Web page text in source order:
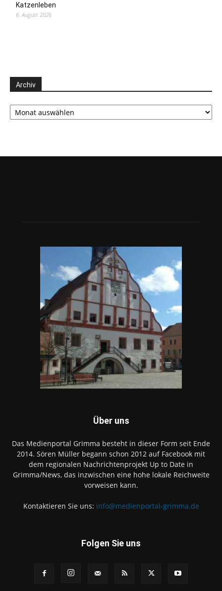
Katzenleben
6. August 2026
Archiv
Archiv
Über uns
Das Medienportal Grimma besteht in dieser Form seit Ende
2014. Sören Müller begann schon 2012 auf Facebook mit
dem regionalen Nachrichtenprojekt Up to Date in
Grimma/News, das inzwischen eine hohe lokale Reichweite
vorweisen kann.
Kontaktieren Sie uns: info@medienportal-grimma.de
Folgen Sie uns